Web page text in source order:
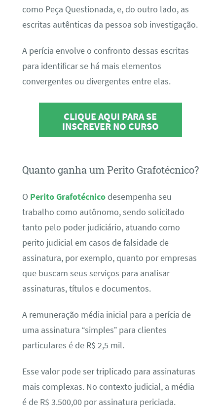
como Peça Questionada, e, do outro lado, as
escritas autênticas da pessoa sob investigação.
A perícia envolve o confronto dessas escritas
para identificar se há mais elementos
convergentes ou divergentes entre elas.
CLIQUE AQUI PARA SE
INSCREVER NO CURSO
Quanto ganha um Perito Grafotécnico?
O Perito Grafotécnicodesempenha seu
trabalho como autônomo, sendo solicitado
tanto pelo poder judiciário, atuando como
perito judicial em casos de falsidade de
assinatura, por exemplo, quanto por empresas
que buscam seus serviços para analisar
assinaturas, títulos e documentos.
A remuneração média inicial para a perícia de
uma assinatura “simples” para clientes
particulares é de R$ 2,5 mil.
Esse valor pode ser triplicado para assinaturas
mais complexas. No contexto judicial, a média
é de R$ 3.500,00 por assinatura periciada.